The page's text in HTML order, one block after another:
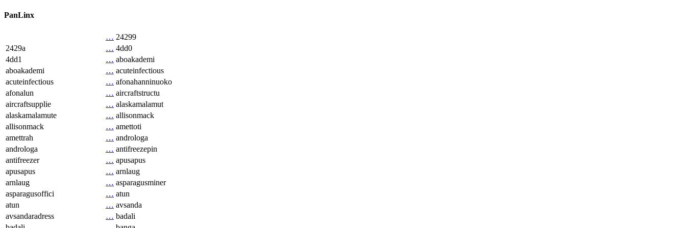
PanLinx
… 24299
2429a
… 4dd0
4dd1
… aboakademi
aboakademi
… acuteinfectious
acuteinfectious
… afonahanninuoko
afonalun
… aircraftstructu
aircraftsupplie
… alaskamalamut
alaskamalamute
… allisonmack
allisonmack
… amettoti
amettrah
… androloga
androloga
… antifreezepin
antifreezer
… apusapus
apusapus
… arnlaug
arnlaug
… asparagusminer
asparagusoffici
… atun
atun
… avsanda
avsandaradress
… badali